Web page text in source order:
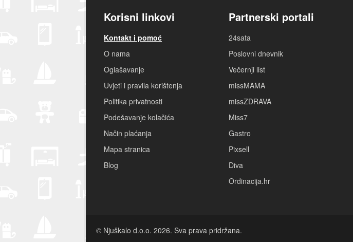
Korisni linkovi
Kontakt i pomoć
O nama
Oglašavanje
Uvjeti i pravila korištenja
Politika privatnosti
Podešavanje kolačića
Način plaćanja
Mapa stranica
Blog
Partnerski portali
24sata
Poslovni dnevnik
Večernji list
missMAMA
missZDRAVA
Miss7
Gastro
Pixsell
Diva
Ordinacija.hr
© Njuškalo d.o.o. 2026. Sva prava pridržana.